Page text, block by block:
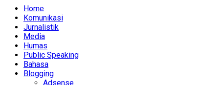
Home
Komunikasi
Jurnalistik
Media
Humas
Public Speaking
Bahasa
Blogging
Adsense